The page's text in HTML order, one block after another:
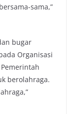
sama,”
bugar
Organisasi
berolahraga.